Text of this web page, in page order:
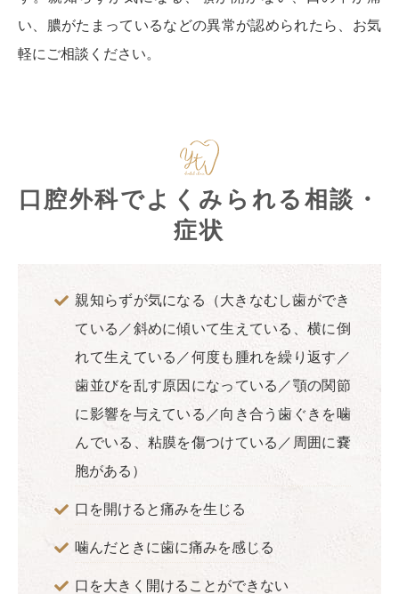
い、膿がたまっているなどの異常が認められたら、お気
軽にご相談ください。
口腔外科でよくみられる相談・
症状
親知らずが気になる（大きなむし歯ができ
ている／斜めに傾いて生えている、横に倒
れて生えている／何度も腫れを繰り返す／
歯並びを乱す原因になっている／顎の関節
に影響を与えている／向き合う歯ぐきを噛
んでいる、粘膜を傷つけている／周囲に嚢
胞がある）
口を開けると痛みを生じる
噛んだときに歯に痛みを感じる
口を大きく開けることができない